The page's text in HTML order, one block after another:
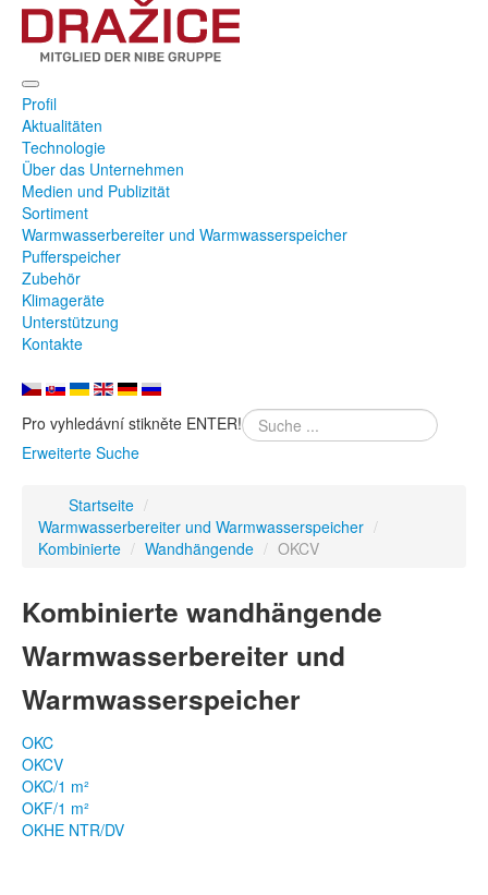
Profil
Aktualitäten
Technologie
Über das Unternehmen
Medien und Publizität
Sortiment
Warmwasserbereiter und Warmwasserspeicher
Pufferspeicher
Zubehör
Klimageräte
Unterstützung
Kontakte
Pro vyhledávní stikněte ENTER!
Erweiterte Suche
Startseite /
Warmwasserbereiter und Warmwasserspeicher /
Kombinierte / Wandhängende / OKCV
Kombinierte wandhängende
Warmwasserbereiter und
Warmwasserspeicher
OKC
OKCV
OKC/1 m²
OKF/1 m²
OKHE NTR/DV